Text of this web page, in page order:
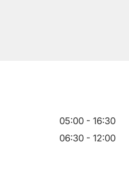
05:00 - 16:30
06:30 - 12:00